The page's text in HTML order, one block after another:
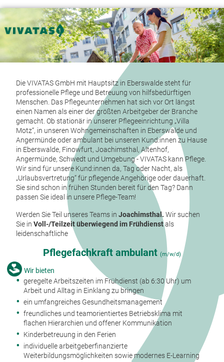
Die VIVATAS GmbH mit Hauptsitz in Eberswalde steht für
professionelle Pflege und Betreuung von hilfsbedürftigen
Menschen. Das Pflegeunternehmen hat sich vor Ort längst
einen Namen als einer der größten Arbeitgeber der Branche
gemacht. Ob stationär in unserer Pflegeeinrichtung „Villa
Motz“, in unseren Wohngemeinschaften in Eberswalde und
Angermünde oder ambulant bei unseren Kund:innen zu Hause
in Eberswalde, Finowfurt, Joachimsthal, Altenhof,
Angermünde, Schwedt und Umgebung - VIVATAS kann Pflege.
Wir sind für unsere Kund:innen da, Tag oder Nacht, als
„Urlaubsvertretung“ für pflegende Angehörige oder dauerhaft.
Sie sind schon in frühen Stunden bereit für den Tag? Dann
passen Sie ideal in unsere Pflege-Team!
Werden Sie Teil unseres Teams in Joachimsthal. Wir suchen
Sie in Voll-/Teilzeit überwiegend im Frühdienstals
leidenschaftliche
Pflegefachkraft ambulant (m/w/d)
Wir bieten
geregelte Arbeitszeiten im Frühdienst (ab 6:30 Uhr) um
Arbeit und Alltag in Einklang zu bringen
ein umfangreiches Gesundheitsmanagement
freundliches und teamorientiertes Betriebsklima mit
flachen Hierarchien und offener Kommunikation
Kinderbetreuung in den Ferien
individuelle arbeitgeberfinanzierte
Weiterbildungsmöglichkeiten sowie modernes E-Learning